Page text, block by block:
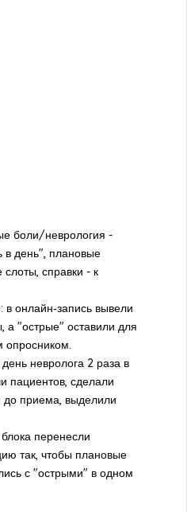
боли/неврология -
в день", плановые
справки - к
онлайн‑запись вывели
а "острые" оставили для
опросником.
невролога 2 раза в
пациентов, сделали
до приема, выделили
перенесли
так, чтобы плановые
с "острыми" в одном